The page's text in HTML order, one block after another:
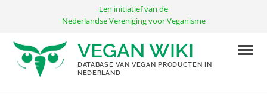
inhoud
Een initiatief van de
Nederlandse Vereniging voor Veganisme
VEGAN WIKI
DATABASE VAN VEGAN PRODUCTEN IN
NEDERLAND